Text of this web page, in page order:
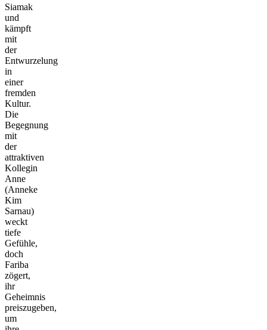
Siamak
und
kämpft
mit
der
Entwurzelung
in
einer
fremden
Kultur.
Die
Begegnung
mit
der
attraktiven
Kollegin
Anne
(Anneke
Kim
Sarnau)
weckt
tiefe
Gefühle,
doch
Fariba
zögert,
ihr
Geheimnis
preiszugeben,
um